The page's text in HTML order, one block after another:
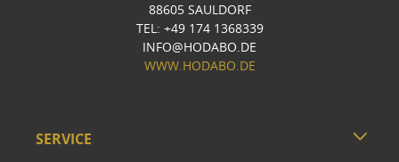
88605 SAULDORF
TEL: +49 174 1368339
INFO@HODABO.DE
WWW.HODABO.DE
SERVICE